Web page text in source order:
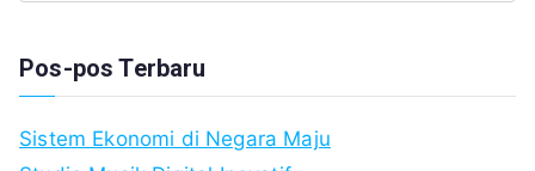
Pos-pos Terbaru
Sistem Ekonomi di Negara Maju